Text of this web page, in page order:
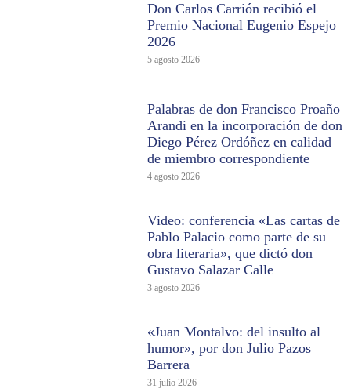
Don Carlos Carrión recibió el
Premio Nacional Eugenio Espejo
2026
5 agosto 2026
Palabras de don Francisco Proaño
Arandi en la incorporación de don
Diego Pérez Ordóñez en calidad
de miembro correspondiente
4 agosto 2026
Video: conferencia «Las cartas de
Pablo Palacio como parte de su
obra literaria», que dictó don
Gustavo Salazar Calle
3 agosto 2026
«Juan Montalvo: del insulto al
humor», por don Julio Pazos
Barrera
31 julio 2026